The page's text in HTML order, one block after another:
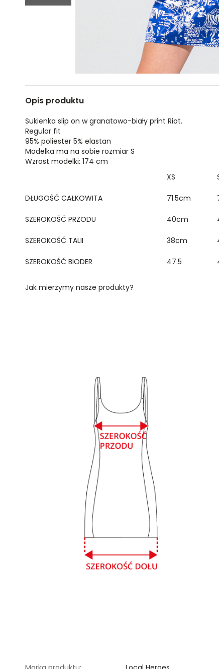
Opis produktu
Sukienka slip on w granatowo-biały print Riot.
Regular fit
95% poliester 5% elastan
Modelka ma na sobie rozmiar S
Wzrost modelki: 174 cm
XS
DŁUGOŚĆ CAŁKOWITA 71.5cm
SZEROKOŚĆ PRZODU 40cm
SZEROKOŚĆ TALII 38cm
SZEROKOŚĆ BIODER 47.5
Jak mierzymy nasze produkty?